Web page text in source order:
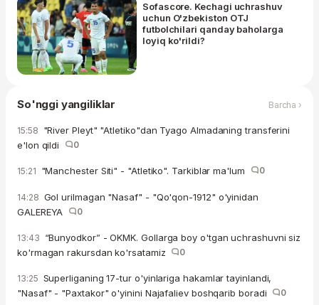
Sofascore. Kechagi uchrashuv
uchun O'zbekiston OTJ
futbolchilari qanday baholarga
loyiq ko'rildi?
So'nggi yangiliklar Barcha ›
15:58 "River Pleyt" "Atletiko"dan Tyago Almadaning transferini
e'lon qildi
0
15:21 "Manchester Siti" - "Atletiko". Tarkiblar ma'lum 0
14:28 Gol urilmagan "Nasaf" - "Qo'qon-1912" o'yinidan
GALEREYA
0
13:43 “Bunyodkor” - OKMK. Gollarga boy o'tgan uchrashuvni siz
ko'rmagan rakursdan ko'rsatamiz
0
13:25 Superliganing 17-tur o'yinlariga hakamlar tayinlandi,
"Nasaf" - "Paxtakor" o'yinini Najafaliev boshqarib boradi
0